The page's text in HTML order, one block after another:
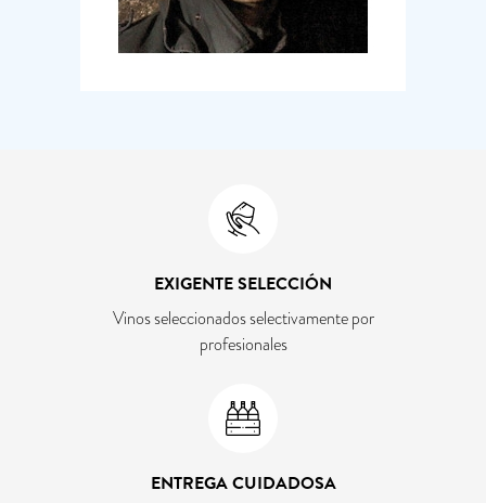
EXIGENTE SELECCIÓN
Vinos seleccionados selectivamente por
profesionales
ENTREGA CUIDADOSA